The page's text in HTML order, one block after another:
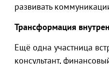
развивать
Трансформация
Ещё одна участница
консультант,